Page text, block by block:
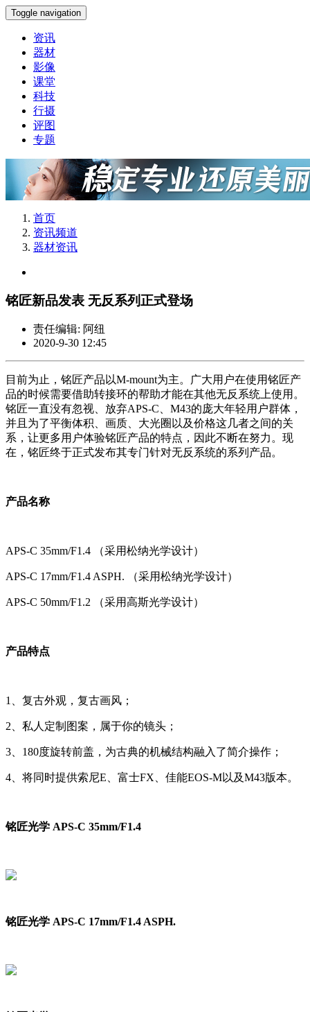
Toggle navigation
资讯
器材
影像
课堂
科技
行摄
评图
专题
首页
资讯频道
器材资讯
铭匠新品发表 无反系列正式登场
责任编辑: 阿纽
2020-9-30 12:45
目前为止，铭匠产品以M-mount为主。广大用户在使用铭匠产
品的时候需要借助转接环的帮助才能在其他无反系统上使用。
铭匠一直没有忽视、放弃APS-C、M43的庞大年轻用户群体，
并且为了平衡体积、画质、大光圈以及价格这几者之间的关
系，让更多用户体验铭匠产品的特点，因此不断在努力。现
在，铭匠终于正式发布其专门针对无反系统的系列产品。
产品名称
APS-C 35mm/F1.4 （采用松纳光学设计）
APS-C 17mm/F1.4 ASPH. （采用松纳光学设计）
APS-C 50mm/F1.2 （采用高斯光学设计）
产品特点
1、复古外观，复古画风；
2、私人定制图案，属于你的镜头；
3、180度旋转前盖，为古典的机械结构融入了简介操作；
4、将同时提供索尼E、富士FX、佳能EOS-M以及M43版本。
铭匠光学 APS-C 35mm/F1.4
铭匠光学 APS-C 17mm/F1.4 ASPH.